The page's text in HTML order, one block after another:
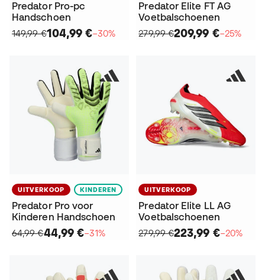
Predator Pro-pc
Handschoen
149,99 €104,99 €−30%
Predator Elite FT AG
Voetbalschoenen
279,99 €209,99 €−25%
UITVERKOOP KINDEREN
Predator Pro voor
Kinderen Handschoen
64,99 €44,99 €−31%
UITVERKOOP
Predator Elite LL AG
Voetbalschoenen
279,99 €223,99 €−20%